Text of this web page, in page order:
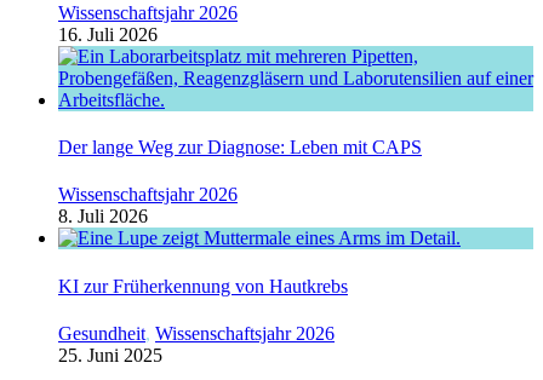
Wissenschaftsjahr 2026
16. Juli 2026
Der lange Weg zur Diagnose: Leben mit CAPS
Wissenschaftsjahr 2026
8. Juli 2026
KI zur Früherkennung von Hautkrebs
Gesundheit, Wissenschaftsjahr 2026
25. Juni 2025